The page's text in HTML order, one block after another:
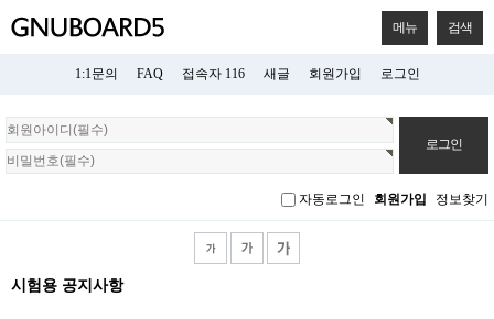
메뉴 검색
1:1문의 FAQ 접속자 116 새글 회원가입 로그인
회
원
로
자동로그인 회원가입 정보찾기
시험용 공지사항